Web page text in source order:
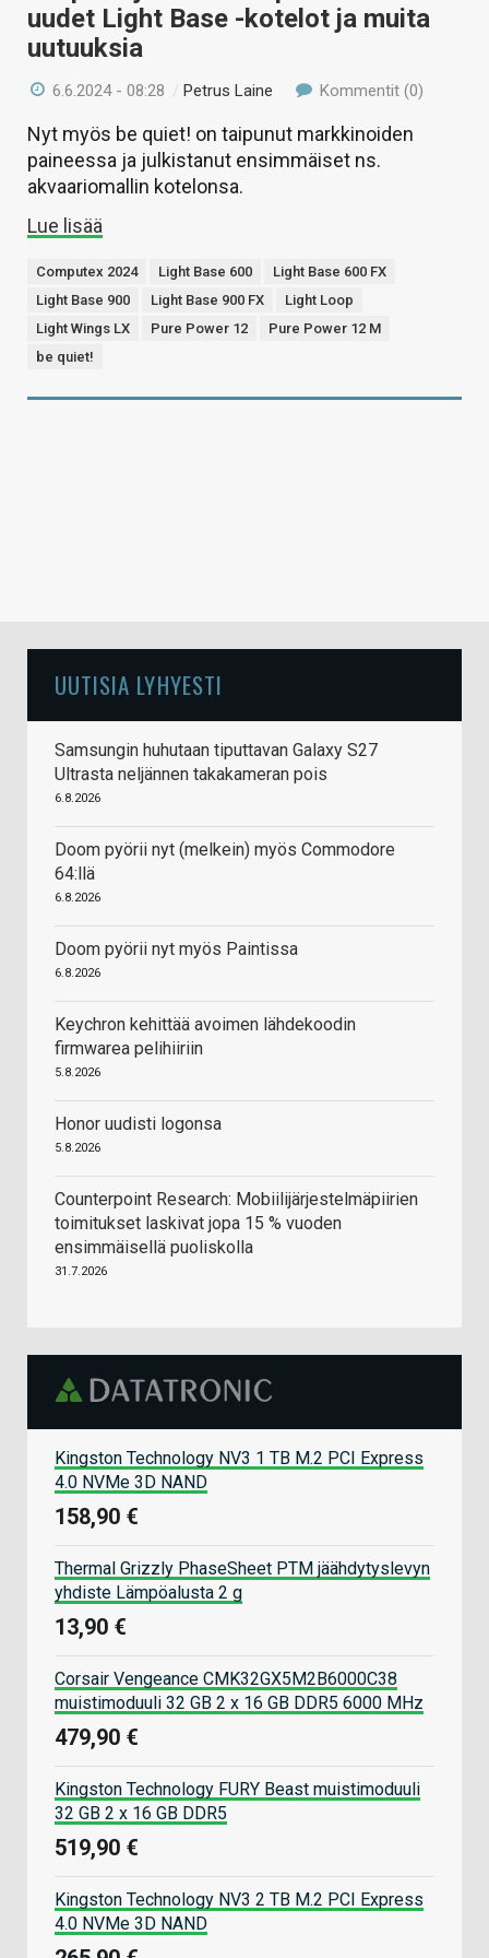
uudet Light Base -kotelot ja muita
uutuuksia
6.6.2024 - 08:28 /Petrus Laine Kommentit (0)
Nyt myös be quiet! on taipunut markkinoiden
paineessa ja julkistanut ensimmäiset ns.
akvaariomallin kotelonsa.
Lue lisää
Computex 2024 Light Base 600
Light Base 600 FX
Light Base 900
Light Base 900 FX
Light Loop
Light Wings LX
Pure Power 12
Pure Power 12 M
be quiet!
UUTISIA LYHYESTI
Samsungin huhutaan tiputtavan Galaxy S27
Ultrasta neljännen takakameran pois
6.8.2026
Doom pyörii nyt (melkein) myös Commodore
64:llä
6.8.2026
Doom pyörii nyt myös Paintissa
6.8.2026
Keychron kehittää avoimen lähdekoodin
firmwarea pelihiiriin
5.8.2026
Honor uudisti logonsa
5.8.2026
Counterpoint Research: Mobiilijärjestelmäpiirien
toimitukset laskivat jopa 15 % vuoden
ensimmäisellä puoliskolla
31.7.2026
Kingston Technology NV3 1 TB M.2 PCI Express
4.0 NVMe 3D NAND
158,90 €
Thermal Grizzly PhaseSheet PTM jäähdytyslevyn
yhdiste Lämpöalusta 2 g
13,90 €
Corsair Vengeance CMK32GX5M2B6000C38
muistimoduuli 32 GB 2 x 16 GB DDR5 6000 MHz
479,90 €
Kingston Technology FURY Beast muistimoduuli
32 GB 2 x 16 GB DDR5
519,90 €
Kingston Technology NV3 2 TB M.2 PCI Express
4.0 NVMe 3D NAND